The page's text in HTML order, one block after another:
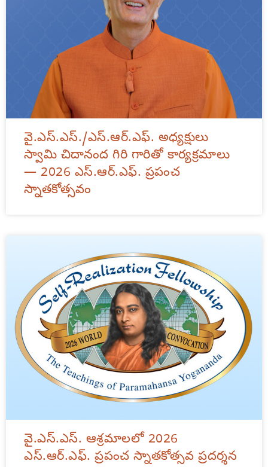
వై.ఎస్.ఎస్./ఎస్.ఆర్.ఎఫ్. అధ్యక్షులు
స్వామి చిదానంద గిరి గారితో కార్యక్రమాలు
— 2026 ఎస్.ఆర్.ఎఫ్. ప్రపంచ
స్నాతకోత్సవం
వై.ఎస్.ఎస్. ఆశ్రమాలలో 2026
ఎస్.ఆర్.ఎఫ్. ప్రపంచ స్నాతకోత్సవ ప్రదర్శన